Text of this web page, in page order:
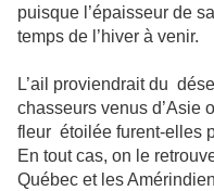
puisque l’épaisseur de
temps de l’hiver à venir.
L’ail proviendrait du
chasseurs venus d’Asie
fleur étoilée furent-elles
En tout cas, on le
Québec et les